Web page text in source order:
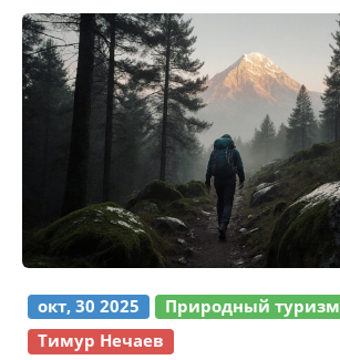
окт, 30 2025
Природный туризм
Тимур Нечаев